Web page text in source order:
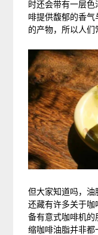
时还会带有一层
啡提供馥郁的香气
的产物，所以人们
但大家知道吗，油
还藏有许多关于
备有意式咖啡机的
缩咖啡油脂并非都